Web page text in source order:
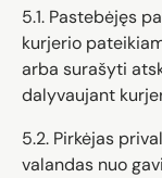
5.1. Pastebėjęs
kurjerio
arba surašyti
dalyvaujant
5.2. Pirkėjas
valandas nuo